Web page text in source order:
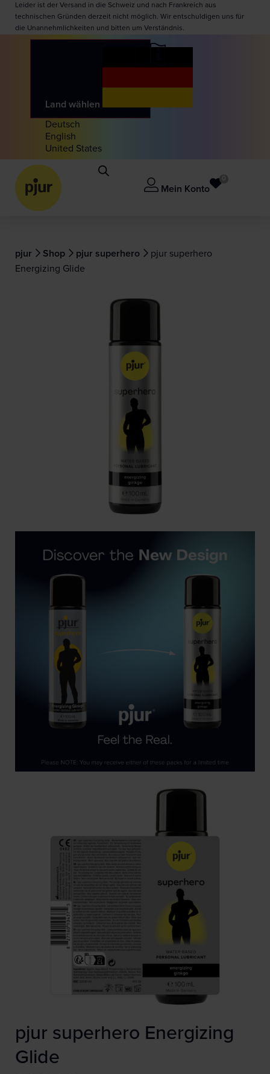
Leider ist der Versand in die Schweiz und nach Frankreich aus
technischen Gründen derzeit nicht möglich. Wir entschuldigen uns für
die Unannehmlichkeiten und bitten um Verständnis.
Land wählen
Deutsch
English
United States
Mein Konto
pjur Shop pjur superhero
pjur superhero
Energizing Glide
pjur superhero Energizing
Glide